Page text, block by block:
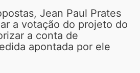
Jean Paul Prates
a votação do projeto do
a conta de
apontada por ele